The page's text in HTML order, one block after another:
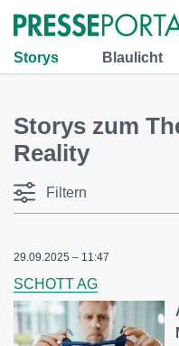
Storys Blaulicht
Storys zum
Reality
Filtern
29.09.2025 – 11:47
SCHOTT AG